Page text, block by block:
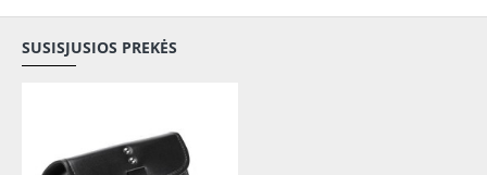
SUSISJUSIOS PREKĖS